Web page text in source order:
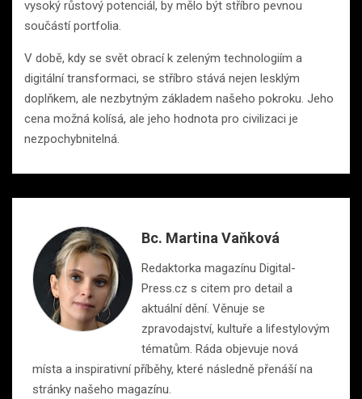
vysoký růstový potenciál, by mělo být stříbro pevnou
součástí portfolia.
V době, kdy se svět obrací k zeleným technologiím a
digitální transformaci, se stříbro stává nejen lesklým
doplňkem, ale nezbytným základem našeho pokroku. Jeho
cena možná kolísá, ale jeho hodnota pro civilizaci je
nezpochybnitelná.
Bc. Martina Vaňková
Redaktorka magazínu Digital-
Press.cz s citem pro detail a
aktuální dění. Věnuje se
zpravodajství, kultuře a lifestylovým
tématům. Ráda objevuje nová
místa a inspirativní příběhy, které následně přenáší na
stránky našeho magazínu.